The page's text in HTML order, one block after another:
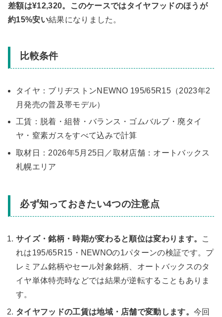
差額は¥12,320。このケースではタイヤフッドのほうが
約15%安い結果になりました。
比較条件
タイヤ：ブリヂストンNEWNO 195/65R15（2023年2
月発売の普及帯モデル）
工賃：脱着・組替・バランス・ゴムバルブ・廃タイ
ヤ・窒素ガスをすべて込みで計算
取材日：2026年5月25日／取材店舗：オートバックス
札幌エリア
必ず知っておきたい4つの注意点
サイズ・銘柄・時期が変わると順位は変わります。 こ
れは195/65R15・NEWNOの1パターンの検証です。プ
レミアム銘柄やセール対象銘柄、オートバックスのタ
イヤ単体特売時などでは結果が逆転することもありま
す。
タイヤフッドの工賃は地域・店舗で変動します。今回